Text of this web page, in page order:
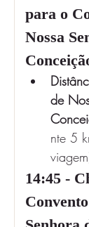
para o
Nossa
de
nte 5
14:45 -